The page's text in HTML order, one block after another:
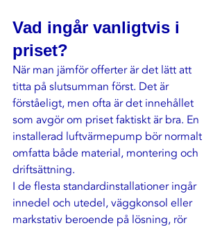
Vad ingår vanligtvis i
priset?
När man jämför offerter är det lätt att
titta på slutsumman först. Det är
förståeligt, men ofta är det innehållet
som avgör om priset faktiskt är bra. En
installerad luftvärmepump bör normalt
omfatta både material, montering och
driftsättning.
I de flesta standardinstallationer ingår
innedel och utedel, väggkonsol eller
markstativ beroende på lösning, rör